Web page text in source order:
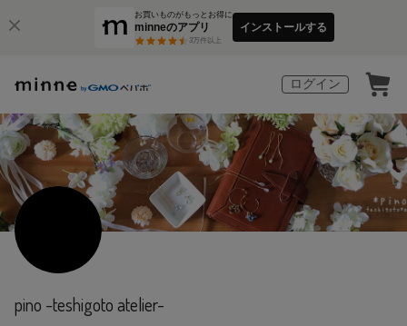
お買いものがもっとお得に
minneのアプリ
3万件以上
インストールする
ログイン
pino -teshigoto atelier-